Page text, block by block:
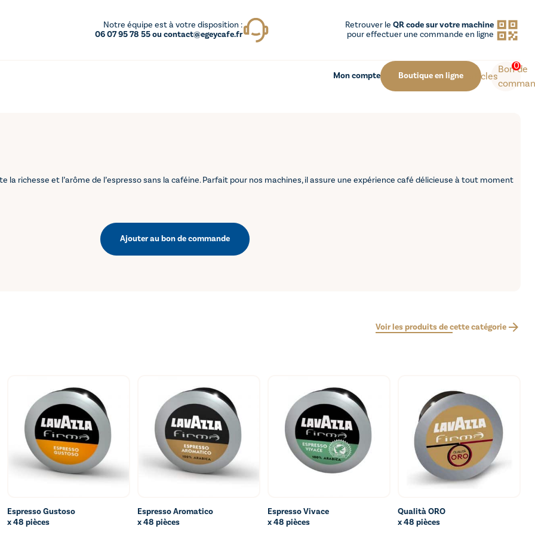
Notre équipe est à votre disposition :
06 07 95 78 55 ou contact@egeycafe.fr
Retrouver le QR code sur votre machine
pour effectuer une commande en ligne
Mon compte Boutique en ligne
0
Articles
Bon de
la richesse et l’arôme de l’espresso sans la caféine. Parfait pour nos machines, il assure une expérience café délicieuse à tout moment
Ajouter au bon de commande
Voir les produits de cette catégorie
Ajouter au bon de commande
Espresso Gustoso
x 48 pièces
Ajouter au bon de commande
Espresso Aromatico
x 48 pièces
Ajouter au bon de commande
Espresso Vivace
x 48 pièces
Ajouter au bon de commande
Qualità ORO
x 48 pièces